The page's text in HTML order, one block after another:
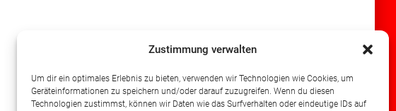
Zustimmung verwalten
Um dir ein optimales Erlebnis zu bieten, verwenden wir Technologien wie Cookies, um
Geräteinformationen zu speichern und/oder darauf zuzugreifen. Wenn du diesen
Technologien zustimmst, können wir Daten wie das Surfverhalten oder eindeutige IDs auf